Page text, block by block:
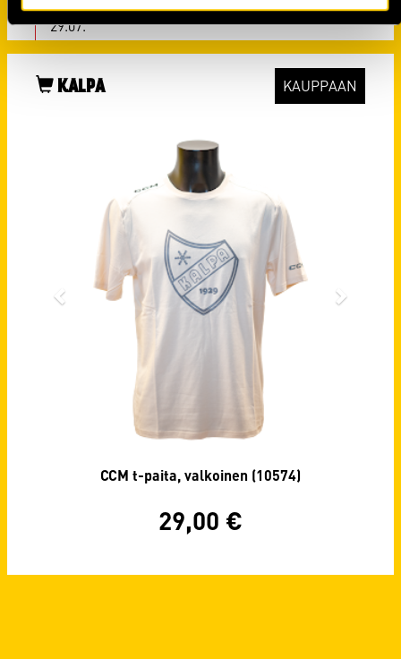
29.07.
KALPA KAUPPAAN
CCM t-paita, valkoinen (10574)
29,00 €